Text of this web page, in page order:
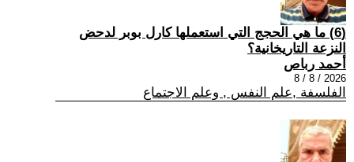
(6) ما هي الحجج التي استعملها كارل بوبر لدحض
النزعة التاريخانية؟
أحمد رباص
2026 / 8 / 8
الفلسفة ,علم النفس , وعلم الاجتماع